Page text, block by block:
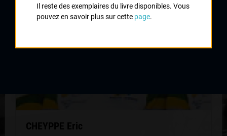
CHEYPPE Eric
Il reste des exemplaires du livre disponibles. Vous
pouvez en savoir plus sur cette page.